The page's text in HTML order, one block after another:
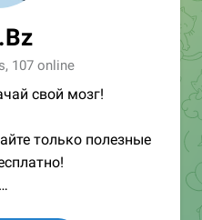
107 online
свой мозг!
только полезные